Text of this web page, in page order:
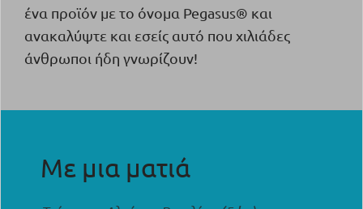
ένα προϊόν με το όνομα Pegasus® και
ανακαλύψτε και εσείς αυτό που χιλιάδες
άνθρωποι ήδη γνωρίζουν!
Με μια ματιά